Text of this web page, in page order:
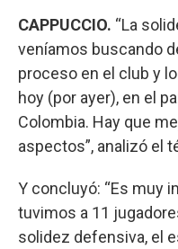
CAPPUCCIO. “La
veníamos buscando
proceso en el club y
hoy (por ayer), en el
Colombia. Hay que
aspectos”, analizó el
Y concluyó: “Es muy
tuvimos a 11
solidez defensiva, el